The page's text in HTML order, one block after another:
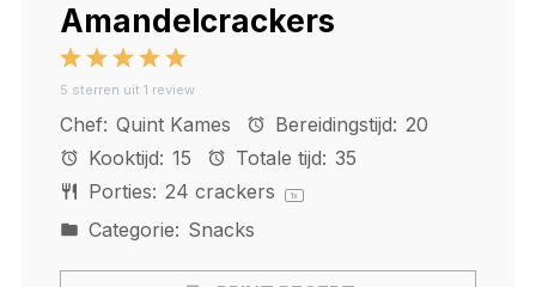
Amandelcrackers
5
Stars
4
Stars
3
Stars
2
Stars
1
Star
5 sterren uit 1 review
Chef: Quint Kames Bereidingstijd: 20
Kooktijd: 15 Totale tijd: 35
Porties: 24 crackers 1x
Categorie: Snacks